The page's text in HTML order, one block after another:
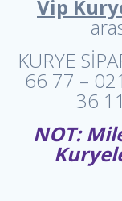
Vip
KURYE
66 77 –
36
NOT: